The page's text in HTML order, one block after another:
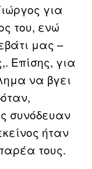
για
του, ενώ
μας –
Επίσης, για
να βγει
συνόδευαν
ήταν
τους.